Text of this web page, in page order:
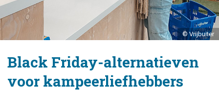
© Vrijbuiter
Black Friday-alternatieven
voor kampeerliefhebbers